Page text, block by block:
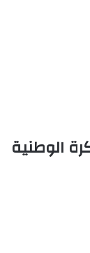
الوطنية